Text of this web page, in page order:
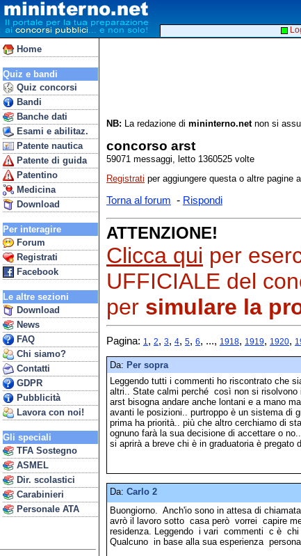
Home
Quiz e bandi
Quiz concorsi
Bandi
Banche dati
Esami e abilitaz.
Patente nautica
Patente di guida
Patentino
Medicina
Download
Per interagire
Forum
Registrati
Facebook
Le altre sezioni
Download
News
FAQ
Chi siamo?
Contatti
GDPR
Pubblicità
Lavora con noi!
Gli speciali
TFA Sostegno
ASMEL
Dir. scolastici
Carabinieri
Personale ATA
NB: La redazione di mininterno.netnon si
concorso arst
59071 messaggi, letto 1360525 volte
Registrati per aggiungere questa o altre pagine
Torna al forum - Rispondi
ATTENZIONE!
Clicca qui per
UFFICIALE del
per simulare la
Pagina: 1, 2, 3, 4, 5, 6, ..., 1918, 1919, 1920,
Da: Per sopra
Leggendo tutti i commenti ho riscontrato che
altri.. State calmi perché così non si risolvono
arst bisogna andare anche lontani e a mano
avanti le posizioni.. purtroppo è un sistema di
prima ha priorità.. più che altro cerchiamo di
ognuno farà la sua decisione di accettare o
si aprirà a breve chi è in graduatoria è pregato
Da: Carlo 2
Buongiorno. Anch'io sono in attesa di
avrò il lavoro sotto casa però vorrei capire
residenza. Leggendo i vari commenti c è chi
Qualcuno in base alla sua esperienza